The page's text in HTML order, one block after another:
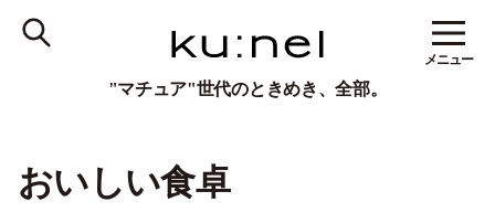
"マチュア"世代のときめき、全部。
メニュー
おいしい食卓